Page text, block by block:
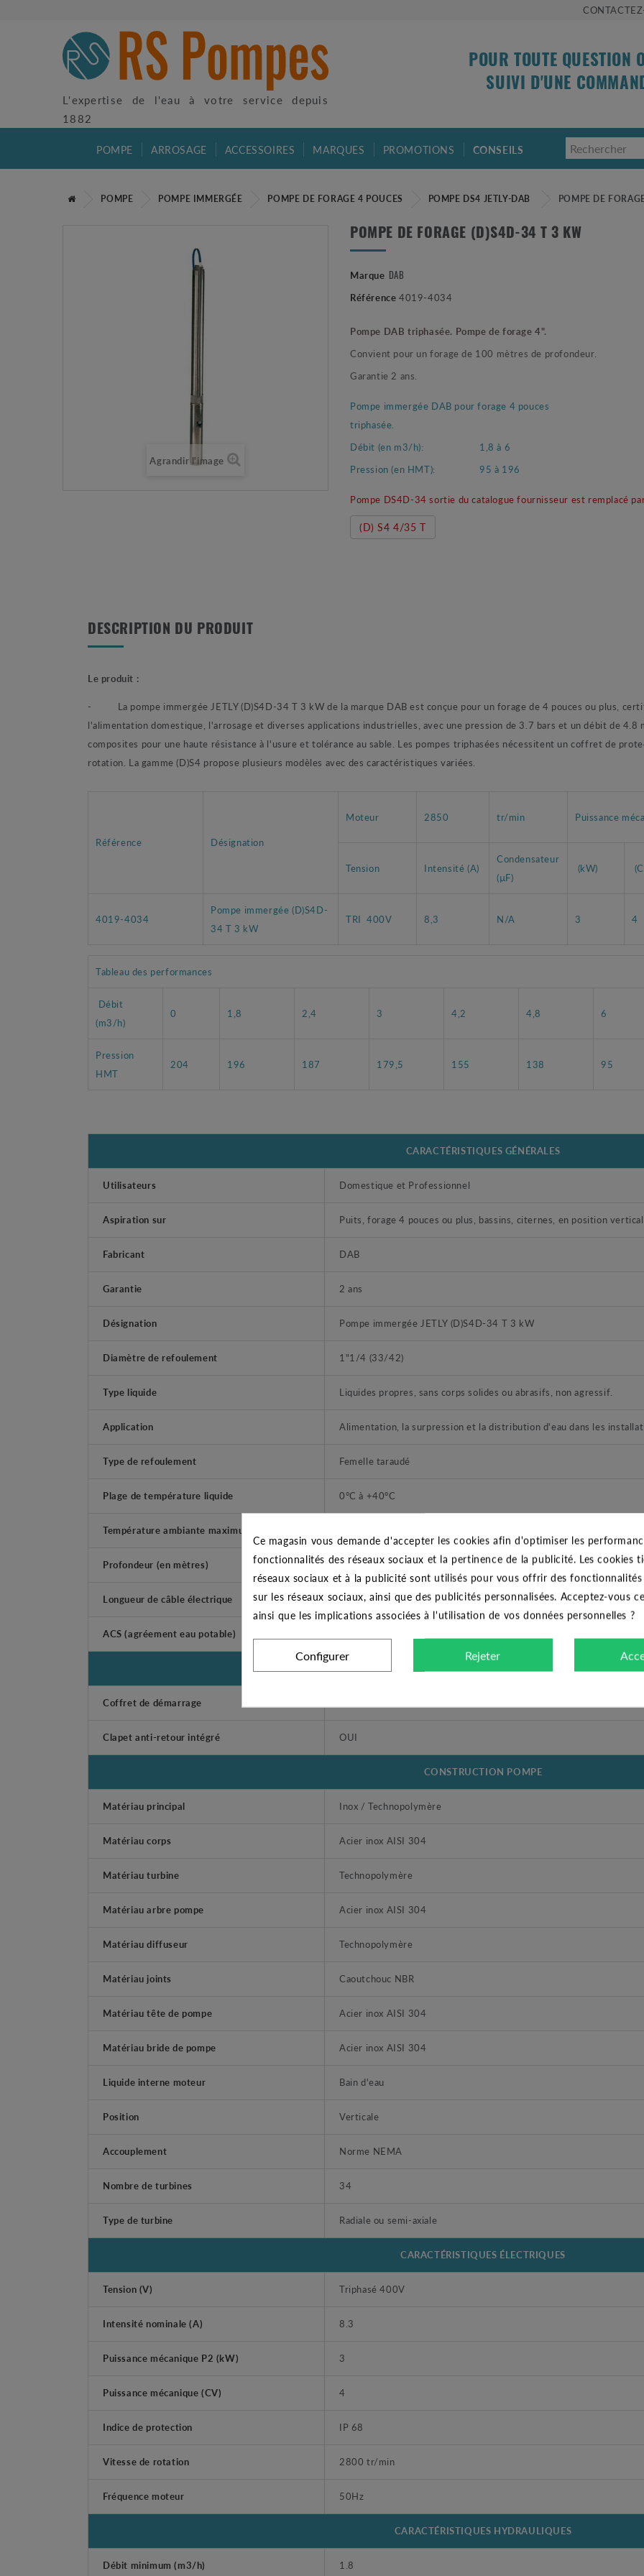
L'expertise de l'eau à votre service depuis
1882
POUR TOUTE QUESTION
SUIVI D'UNE
POMPE ARROSAGE ACCESSOIRES MARQUES PROMOTIONS CONSEILS
POMPE POMPE IMMERGÉE POMPE DE FORAGE 4 POUCES POMPE DS4 JETLY-DAB POMPE DE
Agrandir l'image
POMPE DE FORAGE (D)S4D-34 T 3 KW
Marque DAB
Référence 4019-4034
Pompe DAB triphasée. Pompe de forage 4".
Convient pour un forage de 100 mètres de profondeur.
Garantie 2 ans.
Pompe immergée DAB pour forage 4 pouces
triphasée.
Débit (en m3/h):
1,8 à 6
Pression (en HMT):
95 à 196
Pompe DS4D-34 sortie du catalogue fournisseur est remplacé
(D) S4 4/35 T
DESCRIPTION DU PRODUIT
Le produit :
- La pompe immergée JETLY (D)S4D-34 T 3 kW de la marque DAB est conçue pour un forage de 4 pouces ou plus,
l'alimentation domestique, l'arrosage et diverses applications industrielles, avec une pression de 3.7 bars et un débit de 4.8
composites pour une haute résistance à l'usure et tolérance au sable. Les pompes triphasées nécessitent un coffret de
rotation. La gamme (D)S4 propose plusieurs modèles avec des caractéristiques variées.
Référence Désignation
Moteur 2850 tr/min Puissance
Tension Intensité (A)
Condensateur
(µF)
(kW)
4019-4034
Pompe immergée (D)S4D-
34 T 3 kW
TRI 400V 8,3 N/A 3 4
Tableau des performances
Débit
(m3/h)
0 1,8 2,4 3 4,2 4,8 6
Pression
HMT
204 196 187 179,5 155 138 95
CARACTÉRISTIQUES GÉNÉRALES
Utilisateurs Domestique et Professionnel
Aspiration sur Puits, forage 4 pouces ou plus, bassins, citernes, en position
Fabricant DAB
Garantie 2 ans
Désignation Pompe immergée JETLY (D)S4D-34 T 3 kW
Diamètre de refoulement 1"1/4 (33/42)
Type liquide Liquides propres, sans corps solides ou abrasifs, non agressif.
Application Alimentation, la surpression et la distribution d'eau dans les
Type de refoulement Femelle taraudé
Plage de température liquide 0°C à +40°C
Température ambiante maximum
Profondeur (en mètres) 90+
Longueur de câble électrique 0.5 m
ACS (agréement eau potable)
Coffret de démarrage
Clapet anti-retour intégré OUI
CONSTRUCTION POMPE
Matériau principal Inox / Technopolymère
Matériau corps Acier inox AISI 304
Matériau turbine Technopolymère
Matériau arbre pompe Acier inox AISI 304
Matériau diffuseur Technopolymère
Matériau joints Caoutchouc NBR
Matériau tête de pompe Acier inox AISI 304
Matériau bride de pompe Acier inox AISI 304
Liquide interne moteur Bain d'eau
Position Verticale
Accouplement Norme NEMA
Nombre de turbines 34
Type de turbine Radiale ou semi-axiale
CARACTÉRISTIQUES ÉLECTRIQUES
Tension (V) Triphasé 400V
Intensité nominale (A) 8.3
Puissance mécanique P2 (kW) 3
Puissance mécanique (CV) 4
Indice de protection IP 68
Vitesse de rotation 2800 tr/min
Fréquence moteur 50Hz
CARACTÉRISTIQUES HYDRAULIQUES
Débit minimum (m3/h) 1.8
Ce magasin vous demande d'accepter les cookies afin d'optimiser les
fonctionnalités des réseaux sociaux et la pertinence de la publicité. Les cookies
réseaux sociaux et à la publicité sont utilisés pour vous offrir des
sur les réseaux sociaux, ainsi que des publicités personnalisées. Acceptez-vous
ainsi que les implications associées à l'utilisation de vos données personnelles ?
Configurer Rejeter